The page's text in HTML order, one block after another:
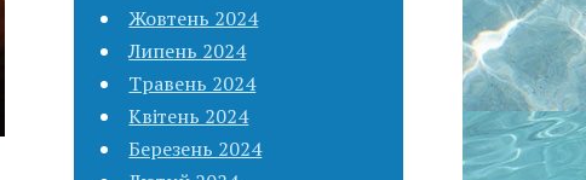
Жовтень 2024
Липень 2024
Травень 2024
Квітень 2024
Березень 2024